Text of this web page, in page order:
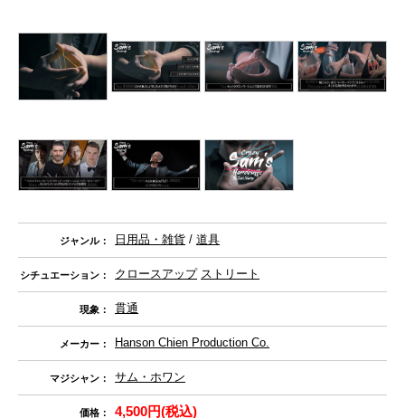
ジャンル： 日用品・雑貨 /道具
シチュエーション： クロースアップ ストリート
現象： 貫通
メーカー： Hanson Chien Production Co.
マジシャン： サム・ホワン
価格： 4,500円(税込)